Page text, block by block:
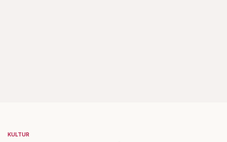
KULTUR